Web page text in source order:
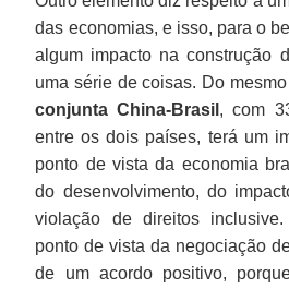
das economias, e isso, para o
algum impacto na construção
uma série de coisas. Do
conjunta China-Brasil , com
entre os dois países, terá um
ponto de vista da economia
do desenvolvimento, do
violação de direitos
ponto de vista da negociação
de um acordo positivo,